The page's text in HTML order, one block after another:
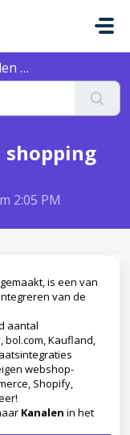
shopping
2:05 PM
is een van
van de
aantal
bol.com, Kaufland,
webshop-
Shopify,
Kanalen in het